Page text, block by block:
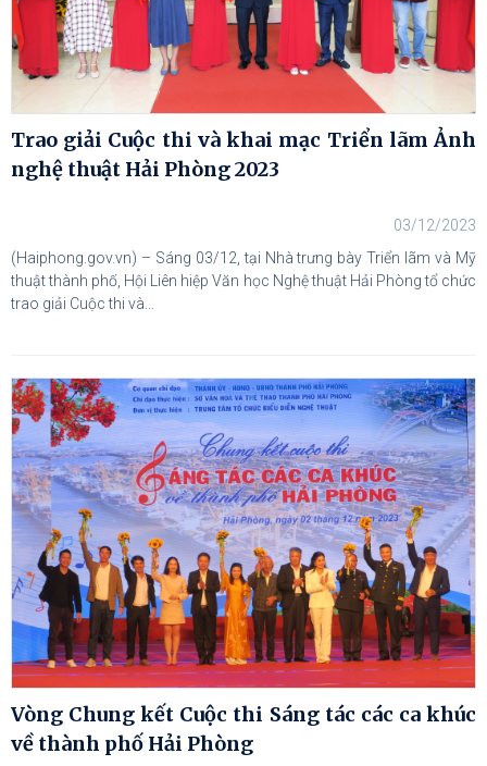
Trao giải Cuộc thi và khai mạc Triển lãm Ảnh
nghệ thuật Hải Phòng 2023
03/12/2023
(Haiphong.gov.vn) – Sáng 03/12, tại Nhà trưng bày Triển lãm và Mỹ
thuật thành phố, Hội Liên hiệp Văn học Nghệ thuật Hải Phòng tổ chức
trao giải Cuộc thi và...
Vòng Chung kết Cuộc thi Sáng tác các ca khúc
về thành phố Hải Phòng